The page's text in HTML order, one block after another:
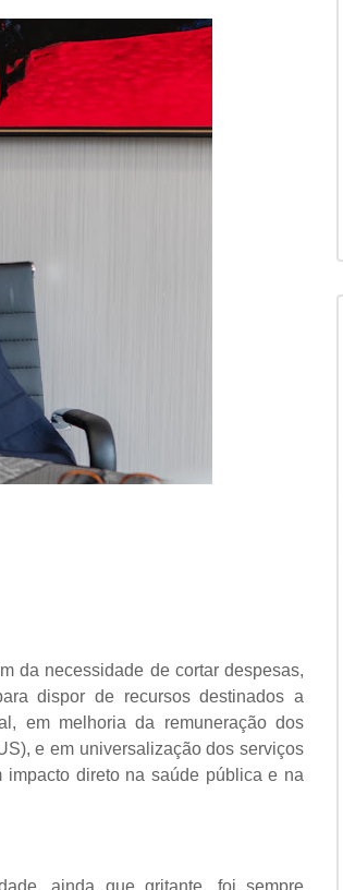
da necessidade de cortar despesas,
dispor de recursos destinados a
em melhoria da remuneração dos
e em universalização dos serviços
direto na saúde pública e na
ainda que gritante, foi sempre